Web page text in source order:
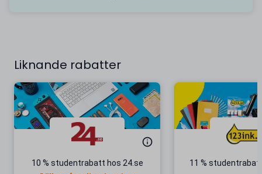
Liknande rabatter
10 % studentrabatt hos 24.se
11 %